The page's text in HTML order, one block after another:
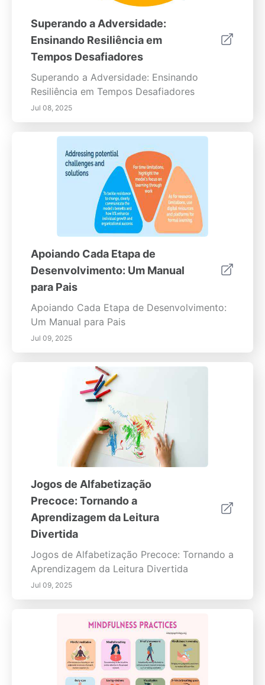
Superando a Adversidade:
Ensinando Resiliência em
Tempos Desafiadores
Superando a Adversidade: Ensinando
Resiliência em Tempos Desafiadores
Jul 08, 2025
Apoiando Cada Etapa de
Desenvolvimento: Um Manual
para Pais
Apoiando Cada Etapa de Desenvolvimento:
Um Manual para Pais
Jul 09, 2025
Jogos de Alfabetização
Precoce: Tornando a
Aprendizagem da Leitura
Divertida
Jogos de Alfabetização Precoce: Tornando a
Aprendizagem da Leitura Divertida
Jul 09, 2025